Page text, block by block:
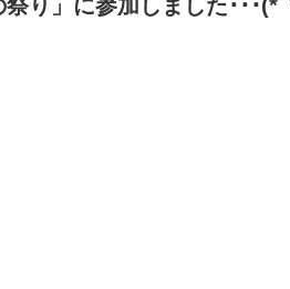
り」に参加しました･･･